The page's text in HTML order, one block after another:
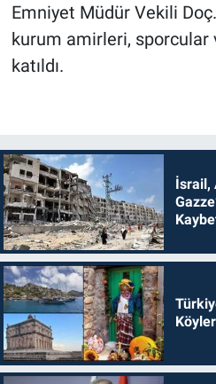
Emniyet Müdür Vekili
kurum amirleri, sporcular
katıldı.
İsrail,